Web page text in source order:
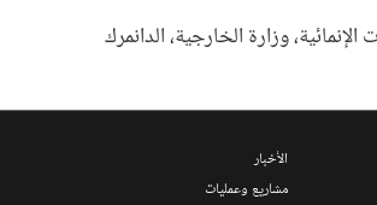
وزارة الخارجية، الدانمرك
الأخبار
مشاريع وعمليات